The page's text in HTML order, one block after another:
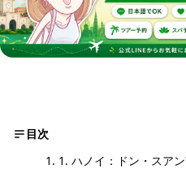
目次
1. ハノイ：ドン・スア